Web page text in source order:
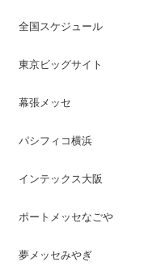
全国スケジュール
東京ビッグサイト
幕張メッセ
パシフィコ横浜
インテックス大阪
ポートメッセなごや
夢メッセみやぎ